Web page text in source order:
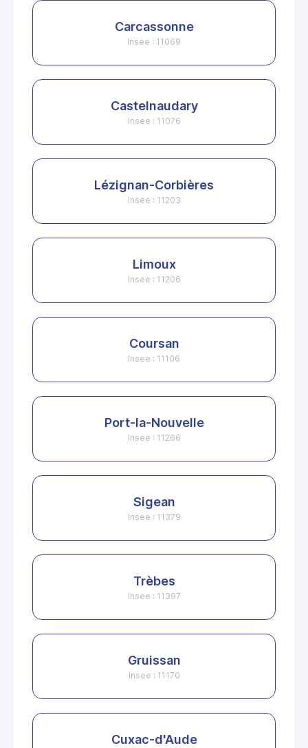
Carcassonne
Insee : 11069
Castelnaudary
Insee : 11076
Lézignan-Corbières
Insee : 11203
Limoux
Insee : 11206
Coursan
Insee : 11106
Port-la-Nouvelle
Insee : 11266
Sigean
Insee : 11379
Trèbes
Insee : 11397
Gruissan
Insee : 11170
Cuxac-d'Aude